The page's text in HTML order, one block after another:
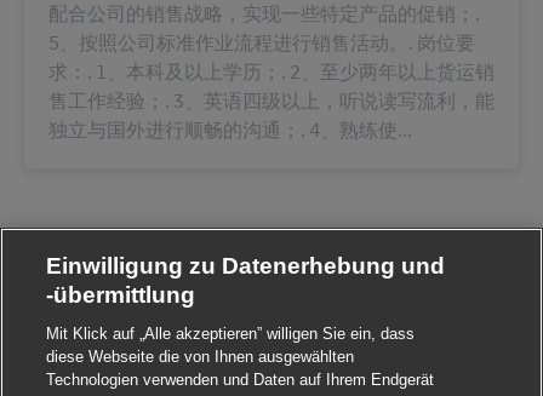
配合公司的销售战略，实现一些特定产品的促销；.
5、按照公司标准作业流程进行销售活动。. 岗位要
求：. 1、本科及以上学历；. 2、至少两年以上货运销
售工作经验；. 3、英语四级以上，听说读写流利，能
独立与国外进行顺畅的沟通；. 4、熟练使...
Einwilligung zu Datenerhebung und
-übermittlung
Mit Klick auf „Alle akzeptieren” willigen Sie ein, dass
diese Webseite die von Ihnen ausgewählten
Technologien verwenden und Daten auf Ihrem Endgerät